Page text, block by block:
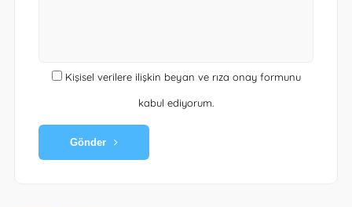
Kişisel verilere ilişkin beyan ve rıza onay formunu
kabul ediyorum.
Gönder